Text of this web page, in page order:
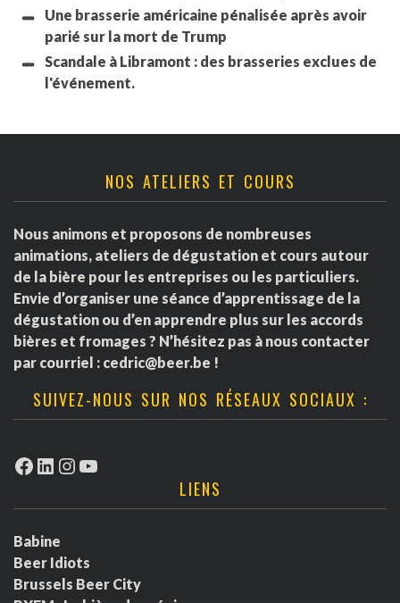
Une brasserie américaine pénalisée après avoir
parié sur la mort de Trump
Scandale à Libramont : des brasseries exclues de
l'événement.
NOS ATELIERS ET COURS
Nous animons et proposons de nombreuses
animations, ateliers de dégustation et cours autour
de la bière pour les entreprises ou les particuliers.
Envie d’organiser une séance d’apprentissage de la
dégustation ou d’en apprendre plus sur les accords
bières et fromages ? N’hésitez pas à nous contacter
par courriel : cedric@beer.be !
SUIVEZ-NOUS SUR NOS RÉSEAUX SOCIAUX :
Facebook
LinkedIn
Instagram
YouTube
LIENS
Babine
Beer Idiots
Brussels Beer City